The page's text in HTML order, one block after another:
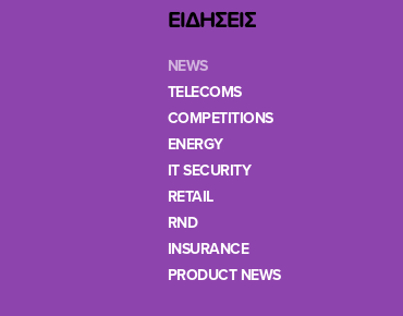
ΕΙΔΗΣΕΙΣ
NEWS
TELECOMS
COMPETITIONS
ENERGY
IT SECURITY
RETAIL
RND
INSURANCE
PRODUCT NEWS